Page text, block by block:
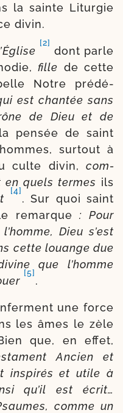
la sainte Liturgie
divin.
[2]
dont parle
fille de cette
Notre pré­dé­
est chan­tée sans
de Dieu et de
pen­sée de saint
sur­tout à
culte divin, com­
quels termes ils
[4]
. Sur quoi saint
remarque: Pour
Dieu s’est
cette louange due
que l’homme
[5]
.
une force
les âmes le zèle
que, en effet,
Ancien et
ins­pi­rés et utile à
qu’il est écrit…
comme un